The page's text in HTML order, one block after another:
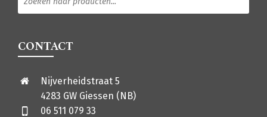
CONTACT
Nijverheidstraat 5
4283 GW Giessen (NB)
06 511 079 33